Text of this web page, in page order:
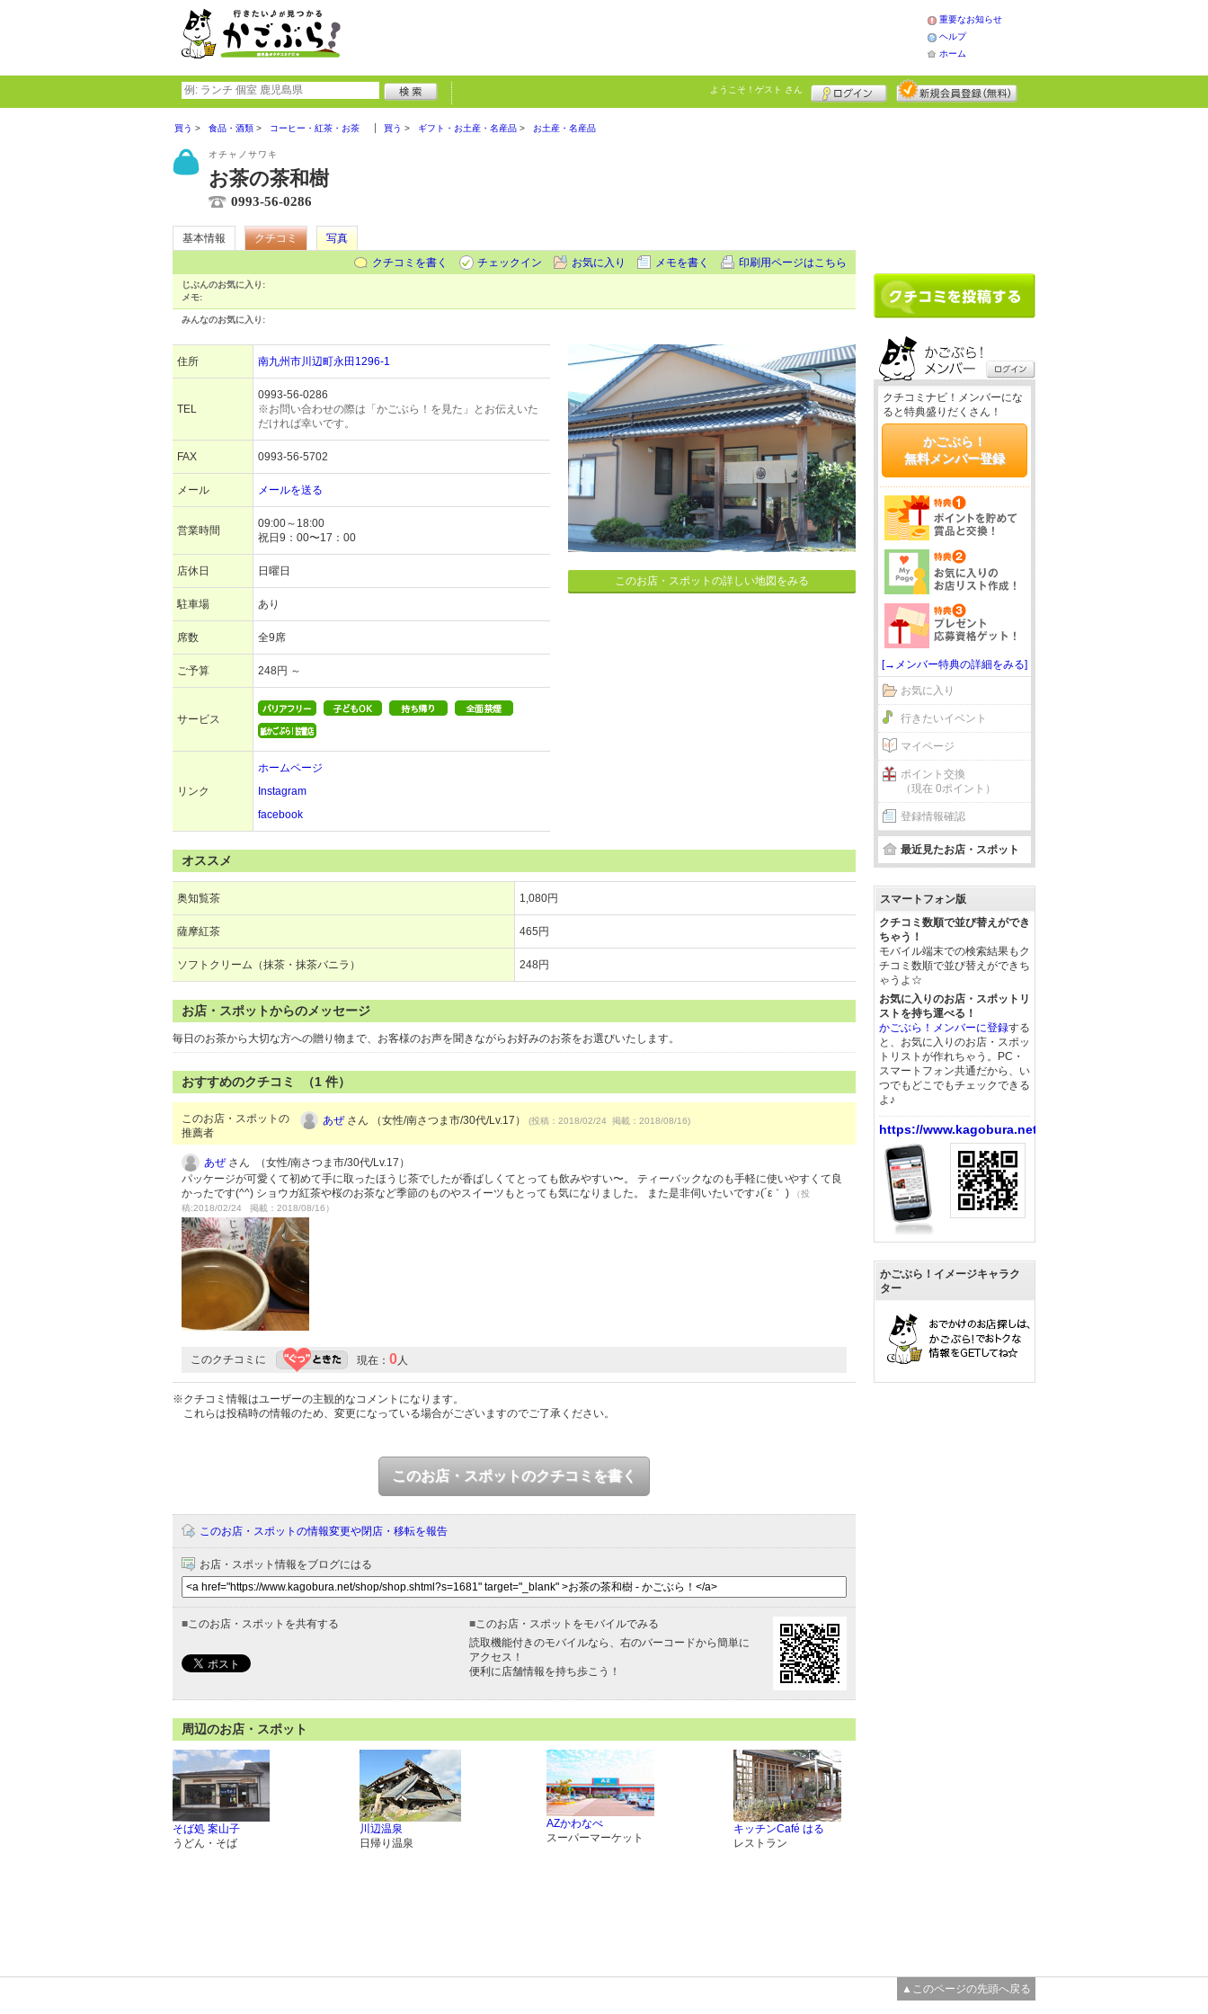
重要なお知らせ
ヘルプ
ホーム
ようこそ！ ゲスト さん
買う 食品・酒類 コーヒー・紅茶・お茶 買う ギフト・お土産・名産品 お土産・名産品
オチャノサワキ
お茶の茶和樹
0993-56-0286
基本情報 クチコミ
写真
クチコミを書く
チェックイン お気に入り メモを書く 印刷用ページはこちら
じぶんのお気に入り:
メモ:
みんなのお気に入り:
住所 南九州市川辺町永田1296-1
TEL
0993-56-0286
※お問い合わせの際は「かごぶら！を見た」とお伝えいた
だければ幸いです。
FAX 0993-56-5702
メール メールを送る
営業時間
09:00～18:00
祝日9：00〜17：00
店休日 日曜日
駐車場 あり
席数 全9席
ご予算 248円 ～
サービス
リンク
ホームページ
Instagram
facebook
このお店・スポットの詳しい地図をみる
オススメ
奥知覧茶 1,080円
薩摩紅茶 465円
ソフトクリーム（抹茶・抹茶バニラ） 248円
お店・スポットからのメッセージ
毎日のお茶から大切な方への贈り物まで、お客様のお声を聞きながらお好みのお茶をお選びいたします。
おすすめのクチコミ （1 件）
このお店・スポットの
推薦者
あぜさん （女性/南さつま市/30代/Lv.17） (投稿：2018/02/24 掲載：2018/08/16)
あぜさん （女性/南さつま市/30代/Lv.17）
パッケージが可愛くて初めて手に取ったほうじ茶でしたが香ばしくてとっても飲みやすい〜。 ティーバックなのも手軽に使いやすくて良
かったです(^^) ショウガ紅茶や桜のお茶など季節のものやスイーツもとっても気になりました。 また是非伺いたいです♪(´ε｀ )
（投
稿:2018/02/24 掲載：2018/08/16）
このクチコミに 現在： 0人
※クチコミ情報はユーザーの主観的なコメントになります。
これらは投稿時の情報のため、変更になっている場合がございますのでご了承ください。
このお店・スポットのクチコミを書く
このお店・スポットの情報変更や閉店・移転を報告
お店・スポット情報をブログにはる
■このお店・スポットを共有する ■このお店・スポットをモバイルでみる
読取機能付きのモバイルなら、右のバーコードから簡単に
アクセス！
便利に店舗情報を持ち歩こう！
周辺のお店・スポット
そば処 案山子
うどん・そば
川辺温泉
日帰り温泉
AZかわなべ
スーパーマーケット
キッチンCafé はる
レストラン
クチコミナビ！メンバーにな
ると特典盛りだくさん！
かごぶら！
無料メンバー登録
[→メンバー特典の詳細をみる]
お気に入り
行きたいイベント
マイページ
ポイント交換
（現在 0ポイント）
登録情報確認
最近見たお店・スポット
スマートフォン版
クチコミ数順で並び替えができ
ちゃう！
モバイル端末での検索結果もク
チコミ数順で並び替えができち
ゃうよ☆
お気に入りのお店・スポットリ
ストを持ち運べる！
かごぶら！メンバーに登録する
と、お気に入りのお店・スポッ
トリストが作れちゃう。PC・
スマートフォン共通だから、い
つでもどこでもチェックできる
よ♪
https://www.kagobura.net/
かごぶら！イメージキャラク
ター
▲このページの先頭へ戻る